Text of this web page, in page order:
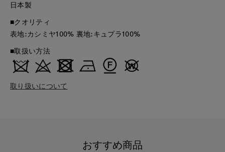
日本製
■クオリティ
表地:カシミヤ100% 裏地:キュプラ100%
■取扱い方法
取り扱いについて
おすすめ商品